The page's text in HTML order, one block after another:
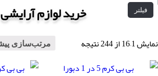
فیلتر خرید لوازم آرایشی
نمایش 1–16 از 244 نتیجه